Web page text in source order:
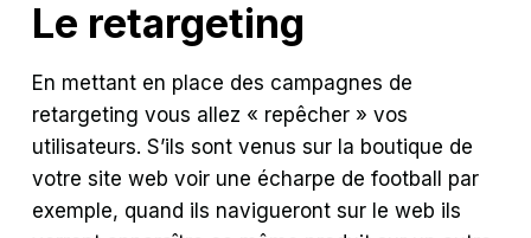
Le retargeting
En mettant en place des campagnes de
retargeting vous allez « repêcher » vos
utilisateurs. S’ils sont venus sur la boutique de
votre site web voir une écharpe de football par
exemple, quand ils navigueront sur le web ils